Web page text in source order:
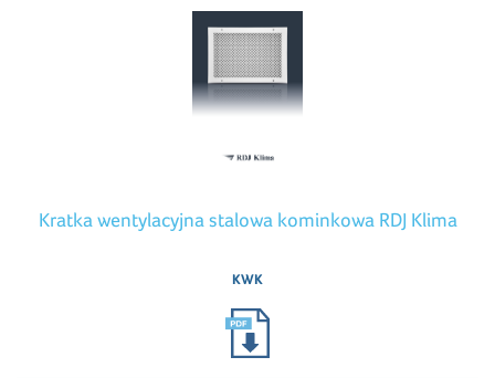
Kratka wentylacyjna stalowa kominkowa RDJ Klima
KWK